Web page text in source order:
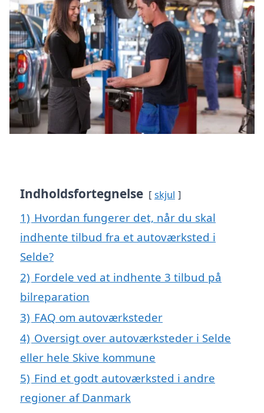
Indholdsfortegnelse skjul
1) Hvordan fungerer det, når du skal
indhente tilbud fra et autoværksted i
Selde?
2) Fordele ved at indhente 3 tilbud på
bilreparation
3) FAQ om autoværksteder
4) Oversigt over autoværksteder i Selde
eller hele Skive kommune
5) Find et godt autoværksted i andre
regioner af Danmark